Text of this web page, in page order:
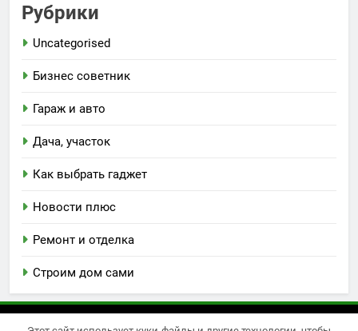
Рубрики
Uncategorised
Бизнес советник
Гараж и авто
Дача, участок
Как выбрать гаджет
Новости плюс
Ремонт и отделка
Строим дом сами